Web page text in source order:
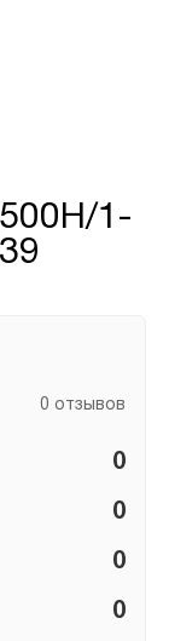
1-
0 отзывов
0
0
0
0